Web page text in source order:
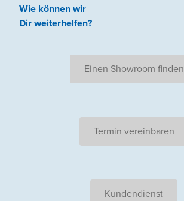
Wie können wir
Dir weiterhelfen?
Einen Showroom finden
Termin vereinbaren
Kundendienst